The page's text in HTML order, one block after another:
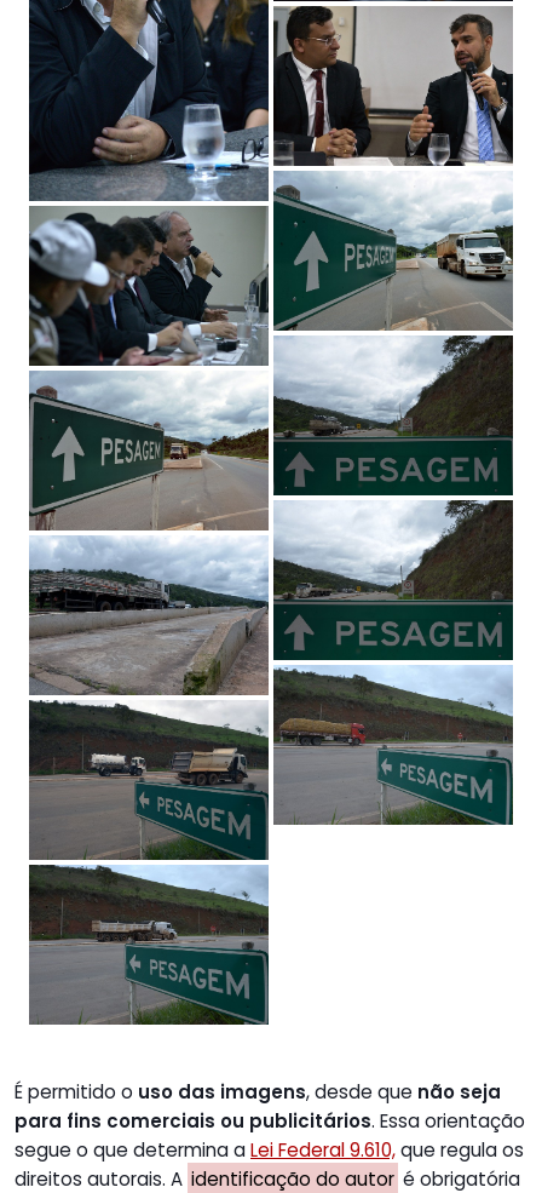
É permitido o uso das imagens, desde que não seja
para fins comerciais ou publicitários. Essa orientação
segue o que determina aLei Federal 9.610,que regula os
direitos autorais. A identificação do autor é obrigatória